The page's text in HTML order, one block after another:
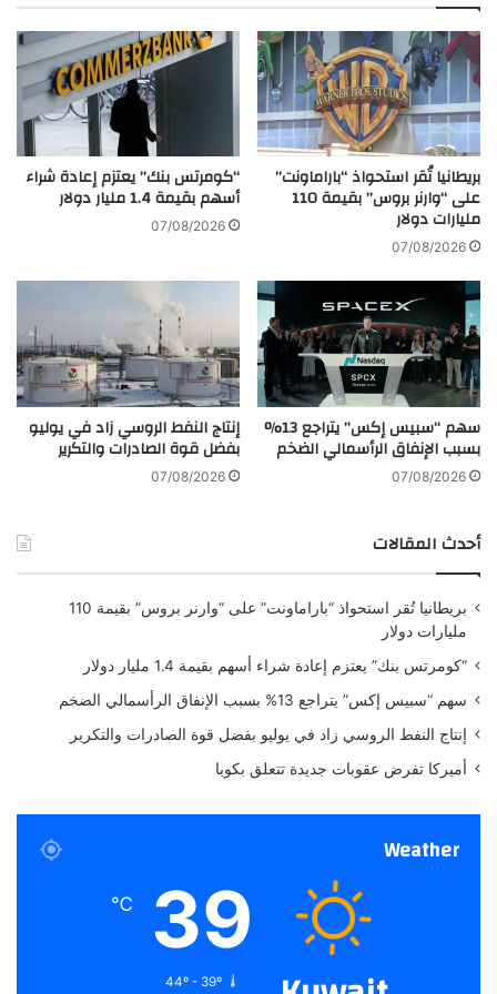
ي
ع
ل
م
ع
ن
ا
ل
ف
ي
س
ة
ب
ا
ي
ي
ن
ع
ل
ى
ط
و
و
ل
أ
و
ل
م
ر
ة
ذ
ع
ا
بريطانيا تُقر استحواذ “باراماونت”
على “وارنر بروس” بقيمة 110
مليارات دولار
07/08/2026
“كومرتس بنك” يعتزم إعادة شراء
أسهم بقيمة 1.4 مليار دولار
07/08/2026
سهم “سبيس إكس” يتراجع 13%
بسبب الإنفاق الرأسمالي الضخم
07/08/2026
إنتاج النفط الروسي زاد في يوليو
بفضل قوة الصادرات والتكرير
07/08/2026
أحدث المقالات
بريطانيا تُقر استحواذ “باراماونت” على “وارنر بروس” بقيمة 110
مليارات دولار
“كومرتس بنك” يعتزم إعادة شراء أسهم بقيمة 1.4 مليار دولار
سهم “سبيس إكس” يتراجع 13% بسبب الإنفاق الرأسمالي الضخم
إنتاج النفط الروسي زاد في يوليو بفضل قوة الصادرات والتكرير
أميركا تفرض عقوبات جديدة تتعلق بكوبا
Weather
39
℃
44º - 39º